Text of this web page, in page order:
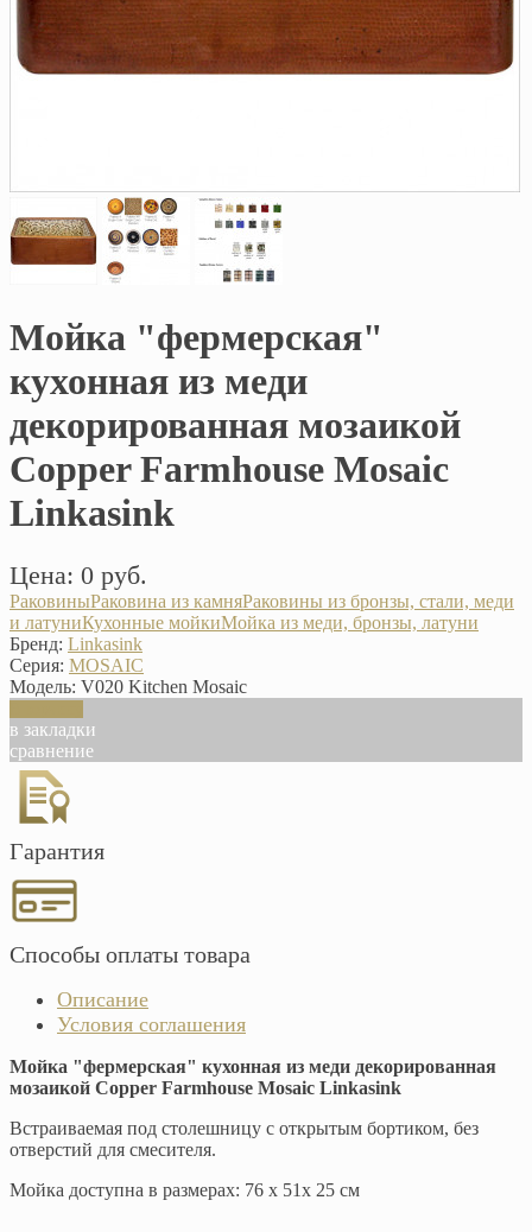
Мойка "фермерская"
кухонная из меди
декорированная мозаикой
Copper Farmhouse Mosaic
Linkasink
Цена: 0 руб.
РаковиныРаковина из камняРаковины из бронзы, стали, меди
и латуниКухонные мойкиМойка из меди, бронзы, латуни
Бренд: Linkasink
Серия: MOSAIC
Модель: V020 Kitchen Mosaic
в закладки
сравнение
Гарантия
Способы оплаты товара
Описание
Условия соглашения
Мойка "фермерская" кухонная из меди декорированная
мозаикой Copper Farmhouse Mosaic Linkasink
Встраиваемая под столешницу с открытым бортиком, без
отверстий для смесителя.
Мойка доступна в размерах: 76 х 51х 25 см